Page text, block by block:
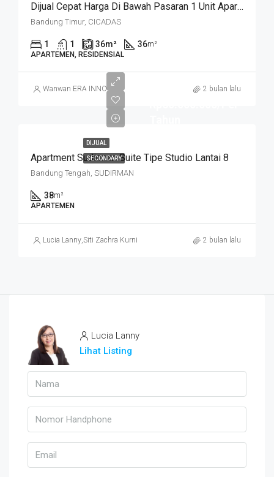
Dijual Cepat Harga Di Bawah Pasaran 1 Unit Apartemen Cicadas Jln A Yani Bandung Kota
Bandung Timur, CICADAS
1 1 36m² 36m²
APARTEMEN, RESIDENSIAL
Wanwan ERA INNO 2 bulan lalu
DIJUAL
SECONDARY
Apartment Sudirman Suite Tipe Studio Lantai 8
Bandung Tengah, SUDIRMAN
38m²
APARTEMEN
Lucia Lanny,Siti Zachra Kurniasari 2 bulan lalu
Lucia Lanny
Lihat Listing